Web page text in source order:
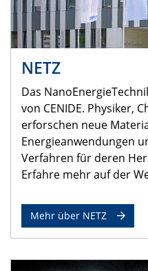
NETZ
Das
von CENIDE. Physiker,
erforschen neue
Energieanwendungen
Verfahren für deren
Erfahre mehr auf der
Mehr über NETZ